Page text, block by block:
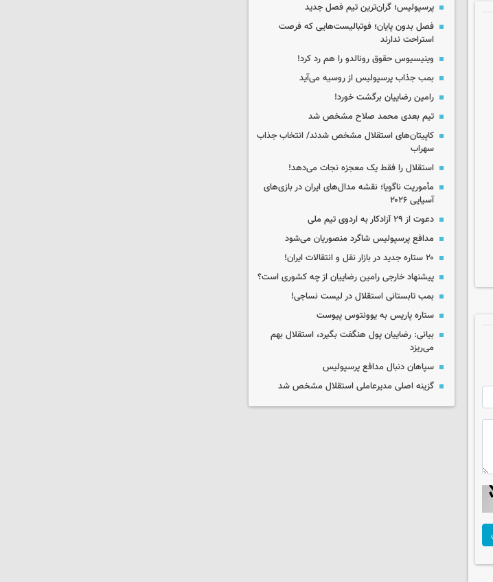
پرسپولیس؛ گران‌ترین تیم فصل جدید
فصل بدون پایان؛ فوتبالیست‌هایی که فرصت
استراحت ندارند
وینیسیوس حقوق رونالدو را هم رد کرد!
بمب جذاب پرسپولیس از روسیه می‌آید
رامین رضاییان برگشت خورد!
تیم بعدی محمد صلاح مشخص شد
کاپیتان‌های استقلال مشخص شدند/ انتخاب جذاب
سهراب
استقلال را فقط یک معجزه نجات می‌دهد!
مأموریت ناگویا؛ نقشه مدال‌های ایران در بازی‌های
آسیایی ۲۰۲۶
دعوت از ۲۹ آزادکار به اردوی تیم ملی
مدافع پرسپولیس شاگرد منصوریان می‌شود
۲۰ ستاره جدید در بازار نقل و انتقالات ایران!
پیشنهاد خارجی رامین رضاییان از چه کشوری است؟
بمب تابستانی استقلال در لیست نساجی!
ستاره پاریس به یوونتوس پیوست
بیانی: رضاییان پول هنگفت بگیرد، استقلال بهم
می‌ریزد
سپاهان دنبال مدافع پرسپولیس
گزینه اصلی مدیرعاملی استقلال مشخص شد